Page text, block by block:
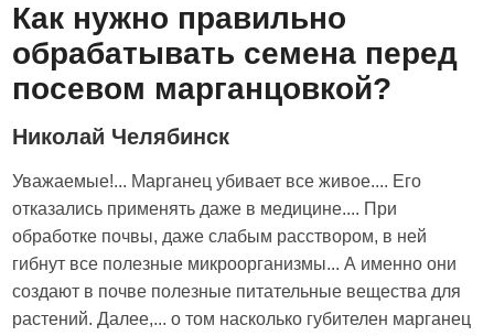
Как нужно правильно
обрабатывать семена перед
посевом марганцовкой?
Николай Челябинск
Уважаемые!... Марганец убивает все живое.... Его
отказались применять даже в медицине.... При
обработке почвы, даже слабым расствором, в ней
гибнут все полезные микроорганизмы... А именно они
создают в почве полезные питательные вещества для
растений. Далее,... о том насколько губителен марганец